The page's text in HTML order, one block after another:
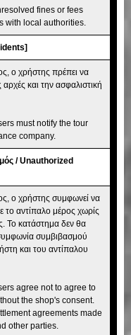
fines or fees
with local authorities.
ο χρήστης πρέπει να
αρχές και την ασφαλιστική
must notify the tour
company.
/ Unauthorized
ο χρήστης συμφωνεί να
αντίπαλο μέρος χωρίς
Το κατάστημα δεν θα
συμβιβασμού
και του αντίπαλου
agree not to agree to
the shop's consent.
agreements made
other parties.